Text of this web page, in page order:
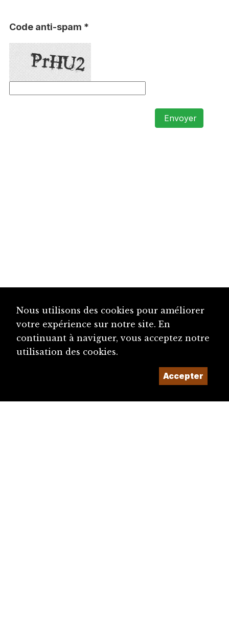
Code anti-spam *
Envoyer
Nous utilisons des cookies pour améliorer
votre expérience sur notre site. En
continuant à naviguer, vous acceptez notre
utilisation des cookies.
Accepter